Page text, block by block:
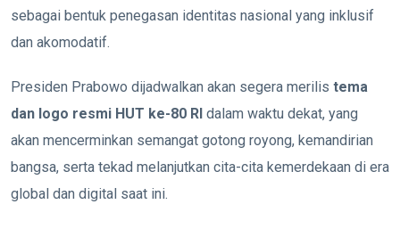
sebagai bentuk penegasan identitas nasional yang inklusif
dan akomodatif.
Presiden Prabowo dijadwalkan akan segera merilis tema
dan logo resmi HUT ke-80 RI dalam waktu dekat, yang
akan mencerminkan semangat gotong royong, kemandirian
bangsa, serta tekad melanjutkan cita-cita kemerdekaan di era
global dan digital saat ini.